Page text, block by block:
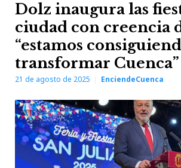
Dolz inaugura las
ciudad con creencia
“estamos
transformar Cuenca”
21 de agosto de 2025 EnciendeCuenca